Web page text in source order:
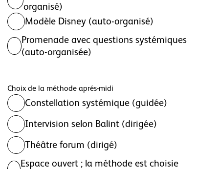
organisé)
Modèle Disney (auto-organisé)
Promenade avec questions systémiques
(auto-organisée)
Choix de la méthode aprés-midi
Constellation systémique (guidée)
Intervision selon Balint (dirigée)
Théâtre forum (dirigé)
Espace ouvert ; la méthode est choisie